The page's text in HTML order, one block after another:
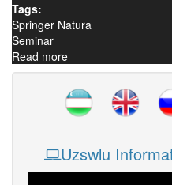
Tags:
Springer Natura
Seminar
Read more
integratsiyasi
Uzswlu